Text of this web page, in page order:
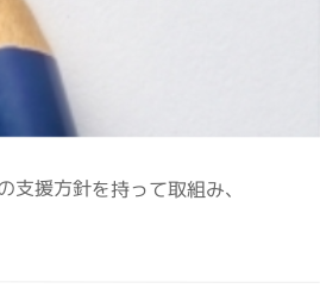
援方針を持って取組み、